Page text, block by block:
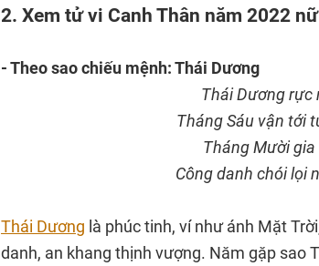
2. Xem tử vi Canh Thân năm 2022
- Theo sao chiếu mệnh: Thái Dương
Thái Dương rực
Tháng Sáu vận tới
Tháng Mười
Công danh chói lọi
Thái Dương là phúc tinh, ví như ánh Mặt
danh, an khang thịnh vượng. Năm gặp sao